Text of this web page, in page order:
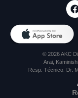
© 2026 AKC
Arai,
Resp. Técnico: Dr.